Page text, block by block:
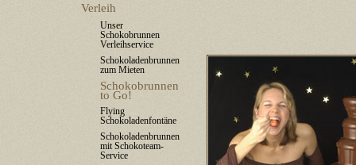
Verleih
Unser
Schokobrunnen
Verleihservice
Schokoladenbrunnen
zum Mieten
Schokobrunnen
to Go!
Flying
Schokoladenfontäne
Schokoladenbrunnen
mit Schokoteam-
Service